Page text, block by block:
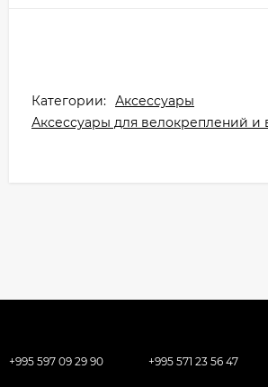
Категории: Аксессуары
Аксессуары для велокреплений и
+995 597 09 29 90 +995 571 23 56 47